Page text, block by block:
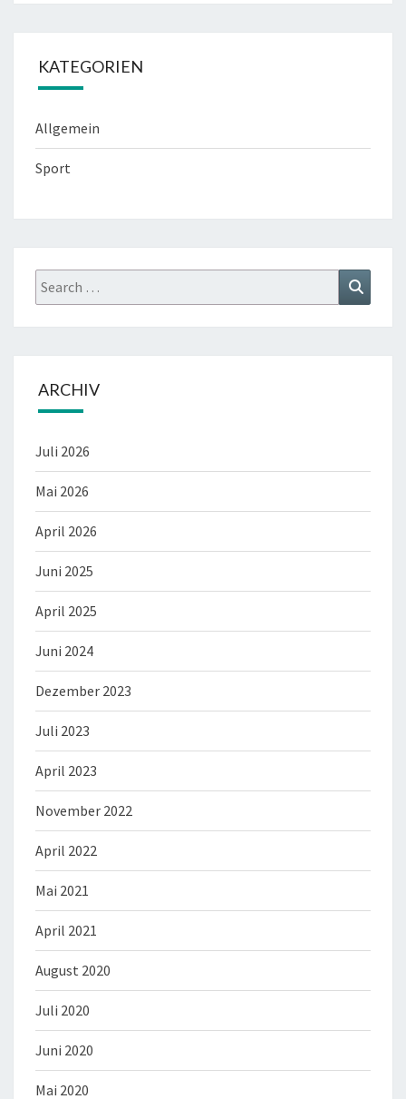
KATEGORIEN
Allgemein
Sport
Search
for:
ARCHIV
Juli 2026
Mai 2026
April 2026
Juni 2025
April 2025
Juni 2024
Dezember 2023
Juli 2023
April 2023
November 2022
April 2022
Mai 2021
April 2021
August 2020
Juli 2020
Juni 2020
Mai 2020